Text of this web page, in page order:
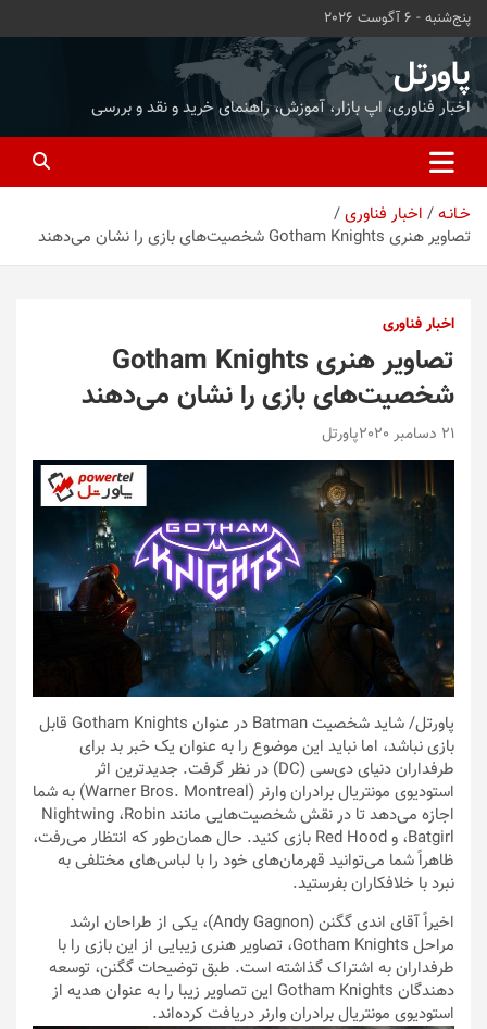
محتوا
بروید
پنج‌شنبه - 6 آگوست 2026
پاورتل
اخبار فناوری، اپ بازار، آموزش، راهنمای خرید و نقد و بررسی
خـانـه
اخبار فناوری
تصاویر هنری Gotham Knights شخصیت‌‌های بازی را نشان می‌دهند
اخبار فناوری
تصاویر هنری Gotham Knights
شخصیت‌‌های بازی را نشان می‌دهند
21 دسامبر 2020 پاورتل
پاورتل
/ شاید شخصیت Batman در عنوان Gotham Knights قابل
بازی نباشد، اما نباید این موضوع را به عنوان یک خبر بد برای
طرفداران دنیای دی‌سی (DC) در نظر گرفت. جدیدترین اثر
استودیوی مونتریال برادران وارنر (Warner Bros. Montreal) به شما
اجازه می‌دهد تا در نقش شخصیت‌هایی مانند Nightwing ،Robin
،Batgirl و Red Hood بازی کنید. حال همان‌طور که انتظار می‌رفت،
ظاهراً شما می‌توانید قهرمان‌های خود را با لباس‌های مختلفی به
نبرد با خلافکاران بفرستید.
اخیراً آقای اندی گگنن (Andy Gagnon)، یکی از طراحان ارشد
مراحل Gotham Knights، تصاویر هنری زیبایی از این بازی را با
طرفداران به اشتراک گذاشته است. طبق توضیحات گگنن، توسعه
دهندگان Gotham Knights این تصاویر زیبا را به عنوان هدیه از
استودیوی مونتریال برادران وارنر دریافت کرده‌اند.